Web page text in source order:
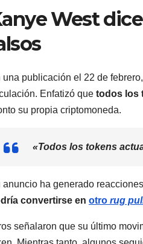
West
una publicación el 22 de
Enfatizó que todos los
su propia criptomoneda.
«Todos los tokens
anuncio ha generado
convertirse en otro rug
señalaron que su último